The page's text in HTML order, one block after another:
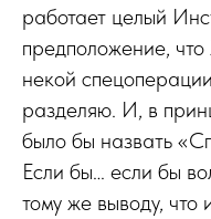
работает целый
предположение,
некой
разделяю. И, в
было бы назвать
Если бы… если бы
тому же выводу,